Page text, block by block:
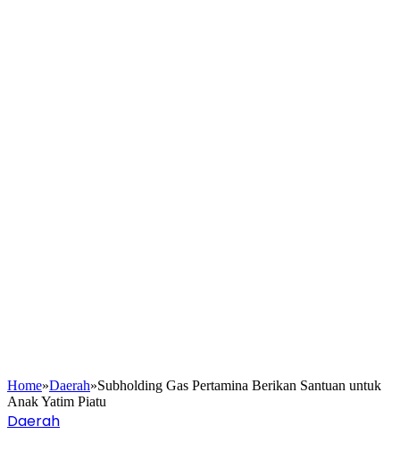
Home»Daerah»Subholding Gas Pertamina Berikan Santuan untuk
Anak Yatim Piatu
Daerah